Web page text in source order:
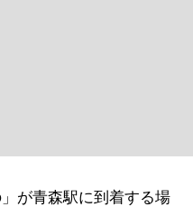
が青森駅に到着する場